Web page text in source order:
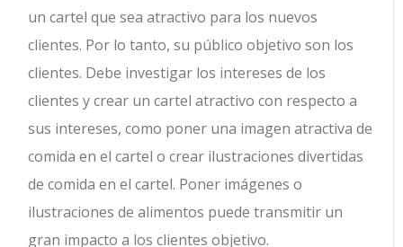
un cartel que sea atractivo para los nuevos
clientes. Por lo tanto, su público objetivo son los
clientes. Debe investigar los intereses de los
clientes y crear un cartel atractivo con respecto a
sus intereses, como poner una imagen atractiva de
comida en el cartel o crear ilustraciones divertidas
de comida en el cartel. Poner imágenes o
ilustraciones de alimentos puede transmitir un
gran impacto a los clientes objetivo.